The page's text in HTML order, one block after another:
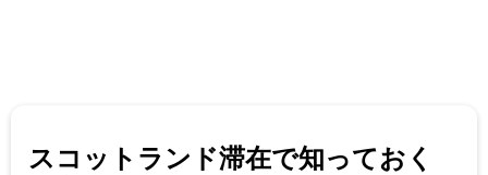
スコットランド​滞在で知っておく